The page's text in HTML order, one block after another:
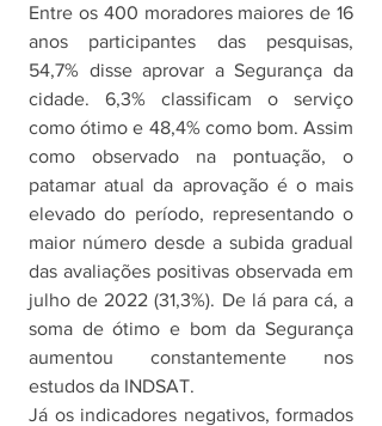
Entre os 400 moradores maiores de 16
anos participantes das pesquisas,
54,7% disse aprovar a Segurança da
cidade. 6,3% classificam o serviço
como ótimo e 48,4% como bom. Assim
como observado na pontuação, o
patamar atual da aprovação é o mais
elevado do período, representando o
maior número desde a subida gradual
das avaliações positivas observada em
julho de 2022 (31,3%). De lá para cá, a
soma de ótimo e bom da Segurança
aumentou constantemente nos
estudos da INDSAT.
Já os indicadores negativos, formados